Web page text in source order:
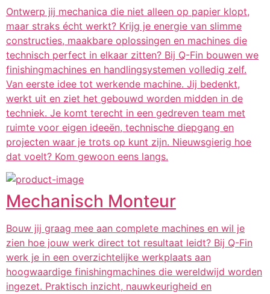
Ontwerp jij mechanica die niet alleen op papier klopt,
maar straks écht werkt? Krijg je energie van slimme
constructies, maakbare oplossingen en machines die
technisch perfect in elkaar zitten? Bij Q-Fin bouwen we
finishingmachines en handlingsystemen volledig zelf.
Van eerste idee tot werkende machine. Jij bedenkt,
werkt uit en ziet het gebouwd worden midden in de
techniek. Je komt terecht in een gedreven team met
ruimte voor eigen ideeën, technische diepgang en
projecten waar je trots op kunt zijn. Nieuwsgierig hoe
dat voelt? Kom gewoon eens langs.
Mechanisch Monteur
Bouw jij graag mee aan complete machines en wil je
zien hoe jouw werk direct tot resultaat leidt? Bij Q-Fin
werk je in een overzichtelijke werkplaats aan
hoogwaardige finishingmachines die wereldwijd worden
ingezet. Praktisch inzicht, nauwkeurigheid en